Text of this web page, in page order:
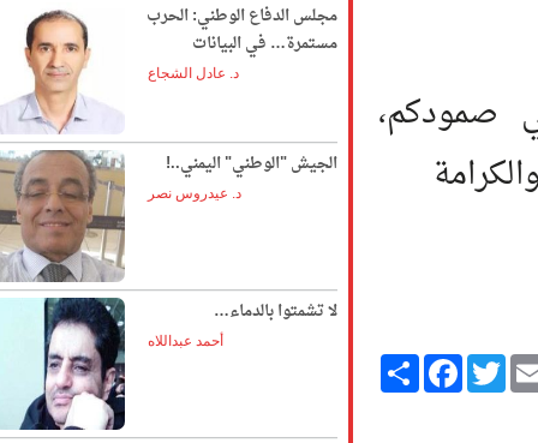
مجلس الدفاع الوطني: الحرب
مستمرة… في البيانات
د. عادل الشجاع
الجيش "الوطني" اليمني..!
د. عيدروس نصر
لا تشمتوا بالدماء…
أحمد عبداللاه
انشر
Facebook